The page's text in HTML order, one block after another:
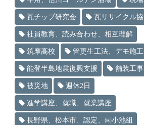
瓦チップ研究会 瓦リサイクル
社員教育、読み合わせ、相互理解
筑摩高校 管更生工法、デモ施工
能登半島地震復興支援 舗装工事
被災地 週休2日
進学講座、就職、就業講座
長野県、松本市、認定、㈱小池組